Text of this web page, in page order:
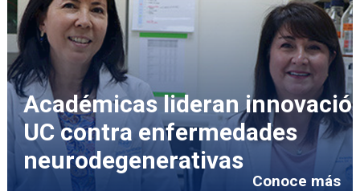
Académicas lideran
UC contra enfermedades
neurodegenerativas
Conoce más